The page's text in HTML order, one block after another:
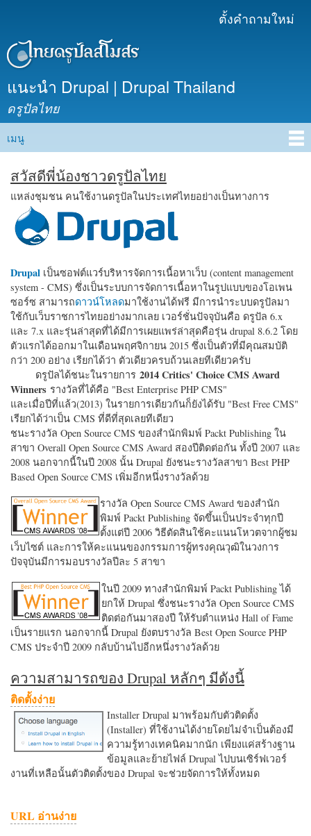
เนื้อหา
ตั้งคำถามใหม่
แนะนำ Drupal | Drupal Thailand
ดรูปัลไทย
Main menu
เมนู
สวัสดีพี่น้องชาวดรูปัลไทย
แหล่งชุมชน คนใช้งานดรูปัลในประเทศไทยอย่างเป็นทางการ
Drupal เป็นซอฟต์แวร์บริหารจัดการเนื้อหาเว็บ (content management
system - CMS) ซึ่งเป็นระบบการจัดการเนื้อหาในรูปแบบของโอเพน
ซอร์ซ สามารถดาวน์โหลดมาใช้งานได้ฟรี มีการนำระบบดรูปัลมา
ใช้กับเว็บราชการไทยอย่างมากเลย เวอร์ชั่นปัจจุบันคือ ดรูปัล 6.x
และ 7.x และรุ่นล่าสุดที่ได้มีการเผยแพร่ล่าสุดคือรุ่น drupal 8.6.2 โดย
ตัวแรกได้ออกมาในเดือนพฤศจิกายน 2015 ซึ่งเป็นตัวที่มีคุณสมบัติ
กว่า 200 อย่าง เรียกได้ว่า ตัวเดียวครบถ้วนเลยทีเดียวครับ
ดรูปัลได้ชนะในรายการ 2014 Critics' Choice CMS Award
Winners รางวัลที่ได้คือ "Best Enterprise PHP CMS"
และเมื่อปีที่แล้ว(2013) ในรายการเดียวกันก็ยังได้รับ "Best Free CMS"
เรียกได้ว่าเป็น CMS ที่ดีที่สุดเลยทีเดียว
ชนะรางวัล Open Source CMS ของสำนักพิมพ์ Packt Publishing ใน
สาขา Overall Open Source CMS Award สองปีติดต่อกัน ทั้งปี 2007 และ
2008 นอกจากนี้ในปี 2008 นั้น Drupal ยังชนะรางวัลสาขา Best PHP
Based Open Source CMS เพิ่มอีกหนึ่งรางวัลด้วย
รางวัล Open Source CMS Award ของสำนัก
พิมพ์ Packt Publishing จัดขึ้นเป็นประจำทุกปี
ตั้งแต่ปี 2006 วิธีตัดสินใช้คะแนนโหวตจากผู้ชม
เว็บไซต์ และการให้คะแนนของกรรมการผู้ทรงคุณวุฒิในวงการ
ปัจจุบันมีการมอบรางวัลปีละ 5 สาขา
ในปี 2009 ทางสำนักพิมพ์ Packt Publishing ได้
ยกให้ Drupal ซึ่งชนะรางวัล Open Source CMS
ติดต่อกันมาสองปี ให้รับตำแหน่ง Hall of Fame
เป็นรายแรก นอกจากนี้ Drupal ยังตบรางวัล Best Open Source PHP
CMS ประจำปี 2009 กลับบ้านไปอีกหนึ่งรางวัลด้วย
ความสามารถของ Drupal หลักๆ มีดังนี้
ติดตั้งง่าย
Installer Drupal มาพร้อมกับตัวติดตั้ง
(Installer) ที่ใช้งานได้ง่ายโดยไม่จำเป็นต้องมี
ความรู้ทางเทคนิคมากนัก เพียงแค่สร้างฐาน
ข้อมูลและย้ายไฟล์ Drupal ไปบนเซิร์ฟเวอร์
งานที่เหลือนั้นตัวติดตั้งของ Drupal จะช่วยจัดการให้ทั้งหมด
URL อ่านง่าย